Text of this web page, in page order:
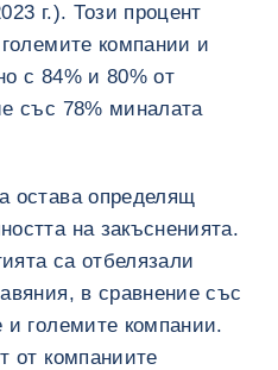
г.). Този процент
компании и
с 84% и 80% от
със 78% миналата
остава определящ
на закъсненията.
са отбелязали
в сравнение със
и големите компании.
от компаниите